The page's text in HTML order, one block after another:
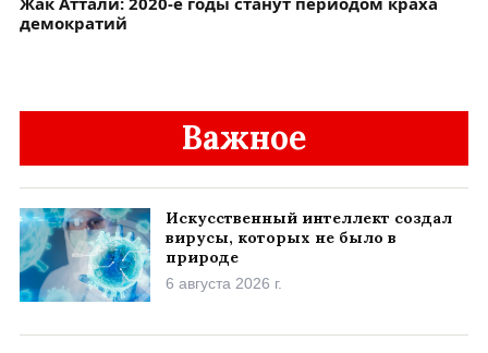
демократий
Важное
Искусственный интеллект создал
вирусы, которых не было в
природе
6 августа 2026 г.